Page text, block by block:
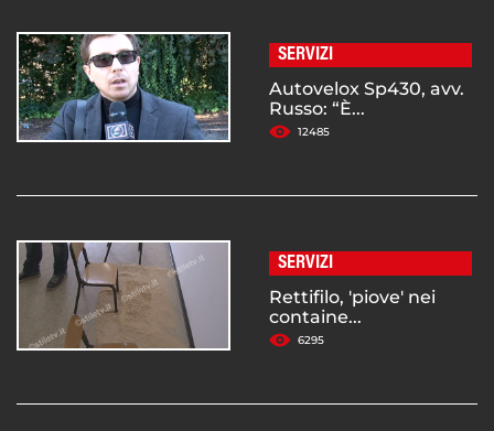
SERVIZI
Autovelox Sp430, avv.
Russo: “È...
12485
SERVIZI
Rettifilo, 'piove' nei
containe...
6295